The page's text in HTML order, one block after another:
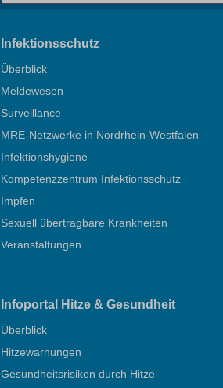
Infektionsschutz
Überblick
Meldewesen
Surveillance
MRE-Netzwerke in Nordrhein-Westfalen
Infektionshygiene
Kompetenzzentrum Infektionsschutz
Impfen
Sexuell übertragbare Krankheiten
Veranstaltungen
Infoportal Hitze & Gesundheit
Überblick
Hitzewarnungen
Gesundheitsrisiken durch Hitze